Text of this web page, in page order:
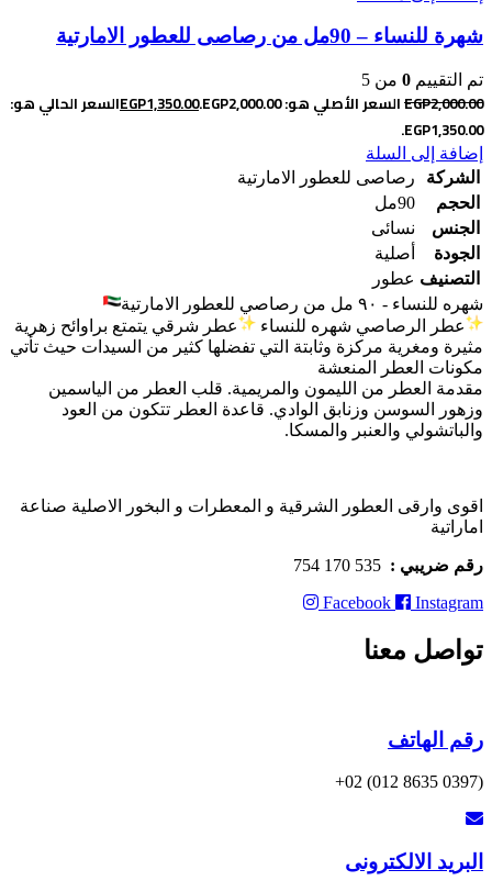
شهرة للنساء – 90مل من رصاصى للعطور الامارتية
تم التقييم 0 من 5
EGP2,000.00 السعر الأصلي هو: EGP2,000.00. EGP1,350.00
السعر الحالي هو:
EGP1,350.00.
إضافة إلى السلة
الشركة
رصاصى للعطور الامارتية
الحجم
90مل
الجنس
نسائى
الجودة
أصلية
التصنيف عطور
شهره للنساء - ٩٠ مل من رصاصي للعطور الامارتية
عطر الرصاصي شهره للنساء
عطر شرقي يتمتع براوائح زهرية
مثيرة ومغرية مركزة وثابتة التي تفضلها كثير من السيدات حيث تأتي
مكونات العطر المنعشة
مقدمة العطر من الليمون والمريمية. قلب العطر من الياسمين
وزهور السوسن وزنابق الوادي. قاعدة العطر تتكون من العود
والباتشولي والعنبر والمسكا.
اقوى وارقى العطور الشرقية و المعطرات و البخور الاصلية صناعة
اماراتية
رقم ضريبي :
Facebook
Instagram
تواصل معنا
رقم الهاتف
(0397 8635 012) 02+
البريد الالكترونى